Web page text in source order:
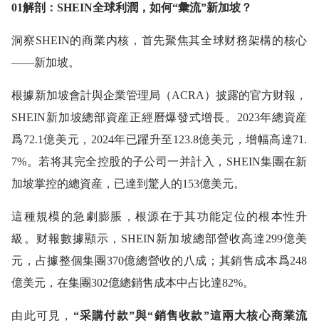
01解剖：SHEIN全球利潤，如何“彙流”新加坡？
洞察SHEIN的商業内核，首先聚焦其全球财務架構的核心
——新加坡。
根據新加坡會計與企業管理局（ACRA）披露的官方财報，
SHEIN新加坡總部資産正經曆爆發式增長。2023年總資産
爲72.1億美元，2024年已躍升至123.8億美元，增幅高達71.
7%。若将其完全控股的子公司一并計入，SHEIN集團在新
加坡掌控的總資産，已達到驚人的153億美元。
這種規模的急劇膨脹，根源在于其功能定位的根本性升
級。财報數據顯示，SHEIN新加坡總部營收高達299億美
元，占據整個集團370億總營收的八成；其銷售成本爲248
億美元，在集團302億總銷售成本中占比達82%。
由此可見， “采購付款”與“銷售收款”這兩大核心商業流